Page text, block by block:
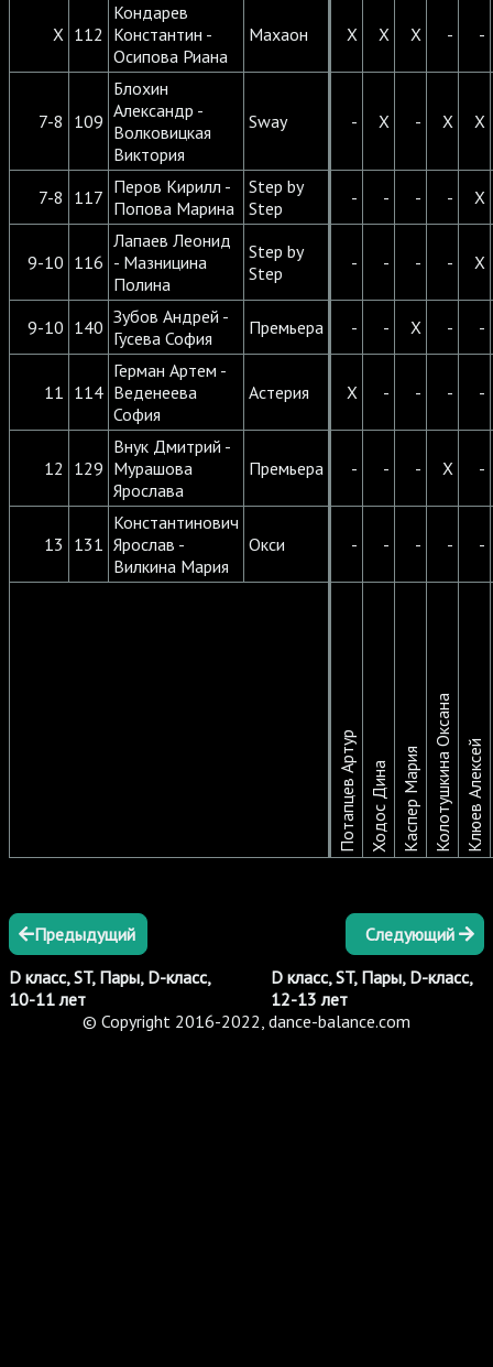
X 112
Кондарев
Константин -
Осипова Риана
Махаон X X X - -
7-8 109
Блохин
Александр -
Волковицкая
Виктория
Sway - X - X X
7-8 117 Перов Кирилл -
Попова Марина
Step by
Step
- - - - X
9-10 116
Лапаев Леонид
- Мазницина
Полина
Step by
Step
- - - - X
9-10 140 Зубов Андрей -
Гусева София
Премьера - - X - -
11 114
Герман Артем -
Веденеева
София
Астерия X - - - -
12 129
Внук Дмитрий -
Мурашова
Ярослава
Премьера - - - X -
13 131
Константинович
Ярослав -
Вилкина Мария
Окси - - - - -
Потапцев АртурХодос ДинаКаспер МарияКолотушкина ОксанаКлюев Алексей
Предыдущий
D класс, ST, Пары, D-класс,
10-11 лет
Следующий
D класс, ST, Пары, D-класс,
12-13 лет
© Copyright 2016-2022, dance-balance.com